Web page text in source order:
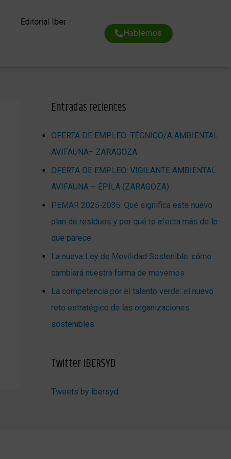
Editorial Iber
Hablemos
Entradas recientes
OFERTA DE EMPLEO: TÉCNICO/A AMBIENTAL
AVIFAUNA– ZARAGOZA
OFERTA DE EMPLEO: VIGILANTE AMBIENTAL
AVIFAUNA – ÉPILA (ZARAGOZA)
PEMAR 2025‑2035: Qué significa este nuevo
plan de residuos y por qué te afecta más de lo
que parece
La nueva Ley de Movilidad Sostenible: cómo
cambiará nuestra forma de movernos
La competencia por el talento verde: el nuevo
reto estratégico de las organizaciones
sostenibles
Twitter IBERSYD
Tweets by ibersyd